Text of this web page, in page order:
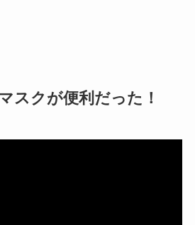
スクが便利だった！